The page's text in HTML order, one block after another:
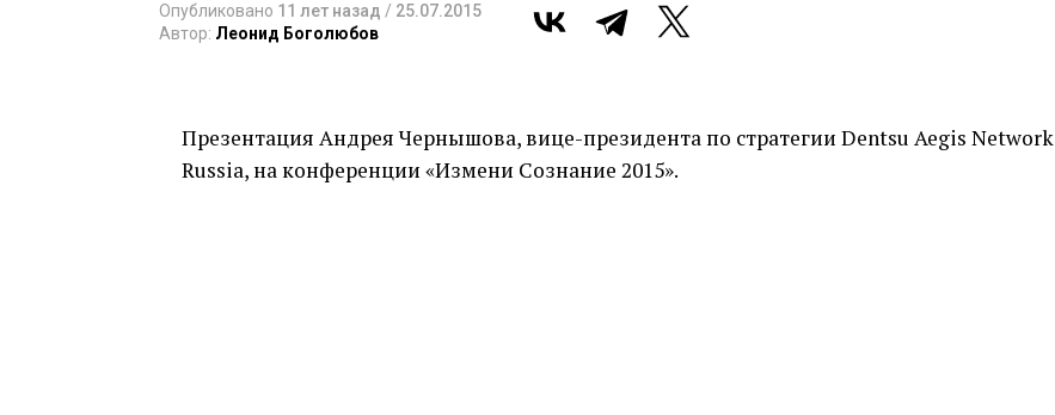
Опубликовано 11 лет назад / 25.07.2015
Автор: Леонид Боголюбов
Презентация Андрея Чернышова, вице-президента по стратегии Dentsu Aegis Network
Russia, на конференции «Измени Сознание 2015».